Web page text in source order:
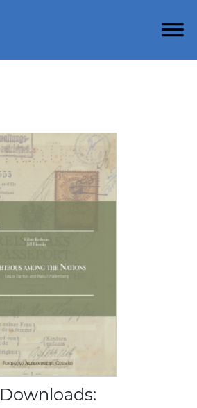
Downloads: